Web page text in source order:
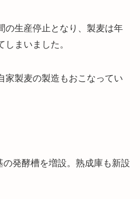
の生産停止となり、製麦は年
しまいました 。
家製麦の製造もおこなってい
の発酵槽を増設。熟成庫も新設